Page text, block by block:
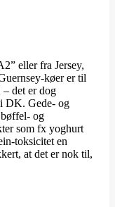
eller fra Jersey,
køer er til
det er dog
DK. Gede- og
og
som fx yoghurt
toksicitet en
at det er nok til,